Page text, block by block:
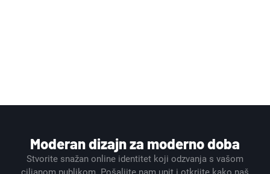
Moderan dizajn za moderno doba
Stvorite snažan online identitet koji odzvanja s vašom